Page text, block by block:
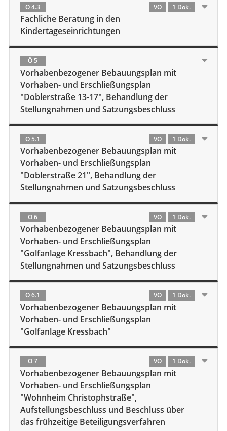
Ö 4.3 VO 1 Dok.
Fachliche Beratung in den
Kindertageseinrichtungen
Ö 5
Vorhabenbezogener Bebauungsplan mit
Vorhaben- und Erschließungsplan
"Doblerstraße 13-17", Behandlung der
Stellungnahmen und Satzungsbeschluss
Ö 5.1 VO 1 Dok.
Vorhabenbezogener Bebauungsplan mit
Vorhaben- und Erschließungsplan
"Doblerstraße 21", Behandlung der
Stellungnahmen und Satzungsbeschluss
Ö 6 VO 1 Dok.
Vorhabenbezogener Bebauungsplan mit
Vorhaben- und Erschließungsplan
"Golfanlage Kressbach", Behandlung der
Stellungnahmen und Satzungsbeschluss
Ö 6.1 VO 1 Dok.
Vorhabenbezogener Bebauungsplan mit
Vorhaben- und Erschließungsplan
"Golfanlage Kressbach"
Ö 7 VO 1 Dok.
Vorhabenbezogener Bebauungsplan mit
Vorhaben- und Erschließungsplan
"Wohnheim Christophstraße",
Aufstellungsbeschluss und Beschluss über
das frühzeitige Beteiligungsverfahren